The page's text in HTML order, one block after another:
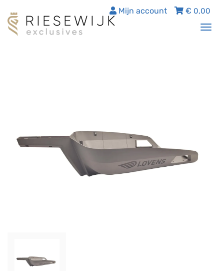
€ 0,00
Mijn account